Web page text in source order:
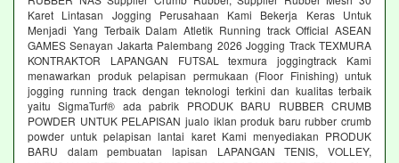
Karet Lintasan Jogging Perusahaan Kami Bekerja Keras Untuk
Menjadi Yang Terbaik Dalam Atletik Running track Official ASEAN
GAMES Senayan Jakarta Palembang 2026 Jogging Track TEXMURA
KONTRAKTOR LAPANGAN FUTSAL texmura joggingtrack Kami
menawarkan produk pelapisan permukaan (Floor Finishing) untuk
jogging running track dengan teknologi terkini dan kualitas terbaik
yaitu SigmaTurf® ada pabrik PRODUK BARU RUBBER CRUMB
POWDER UNTUK PELAPISAN jualo iklan produk baru rubber crumb
powder untuk pelapisan lantai karet Kami menyediakan PRODUK
BARU dalam pembuatan lapisan LAPANGAN TENIS, VOLLEY,